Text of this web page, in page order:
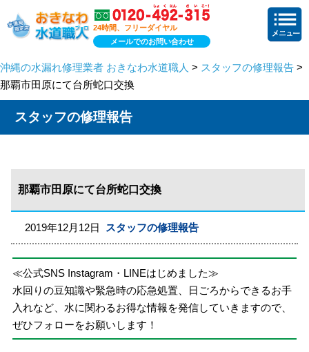
24時間、フリーダイヤル
メールでのお問い合わせ
沖縄の水漏れ修理業者 おきなわ水道職人 > スタッフの修理報告 >
那覇市田原にて台所蛇口交換
スタッフの修理報告
那覇市田原にて台所蛇口交換
2019年12月12日 スタッフの修理報告
≪公式SNS Instagram・LINEはじめました≫
水回りの豆知識や緊急時の応急処置、日ごろからできるお手
入れなど、水に関わるお得な情報を発信していきますので、
ぜひフォローをお願いします！